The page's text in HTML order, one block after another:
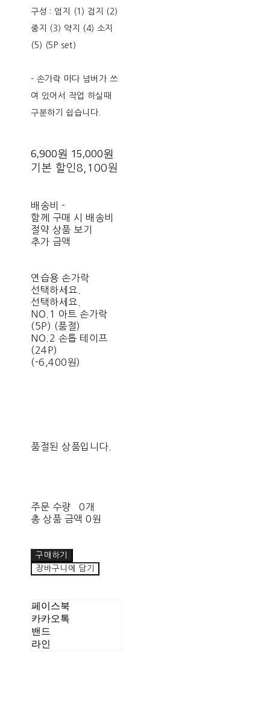
구성 : 엄지 (1) 검지 (2)
중지 (3) 약지 (4) 소지
(5) (5P set)
- 손가락 마다 넘버가 쓰
여 있어서 작업 하실때
구분하기 쉽습니다.
6,900원 15,000원
기본 할인8,100원
배송비 -
함께 구매 시 배송비
절약 상품 보기
추가 금액
연습용 손가락
선택하세요.
선택하세요.
NO.1 아트 손가락
(5P) (품절)
NO.2 손톱 테이프
(24P)
(-6,400원)
품절된 상품입니다.
주문 수량
0개
총 상품 금액 0원
구매하기
장바구니에 담기
페이스북
카카오톡
밴드
라인